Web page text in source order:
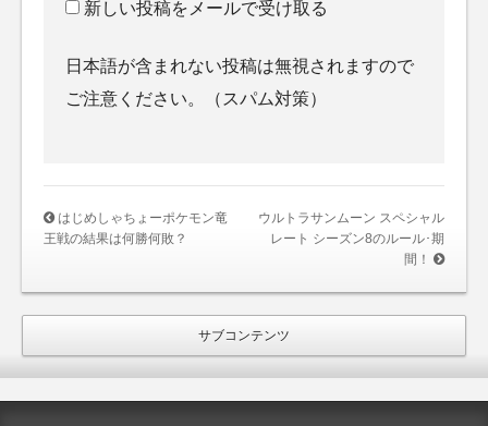
新しい投稿をメールで受け取る
日本語が含まれない投稿は無視されますので
ご注意ください。（スパム対策）
はじめしゃちょーポケモン竜
王戦の結果は何勝何敗？
ウルトラサンムーン スペシャル
レート シーズン8のルール･期
間！
サブコンテンツ